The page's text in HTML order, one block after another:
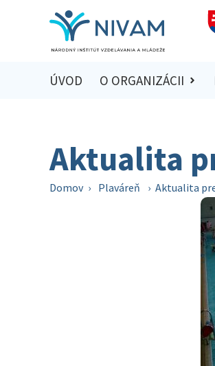
ÚVOD O ORGANIZÁCII
Aktualita
Domov › Plaváreň › Aktualita